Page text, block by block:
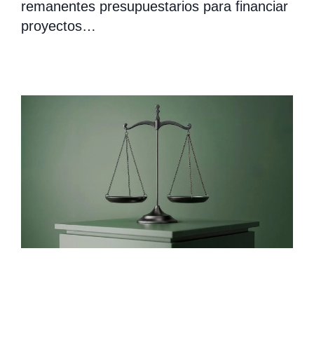
remanentes presupuestarios para financiar
proyectos…